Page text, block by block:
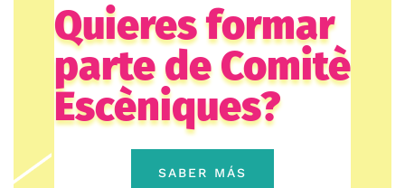
Quieres formar
parte de Comitè
Escèniques?
SABER MÁS